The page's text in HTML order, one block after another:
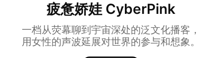
疲惫娇娃 CyberPink
一档从荧幕聊到宇宙深处的泛文化播客，
用女性的声波延展对世界的参与和想象。